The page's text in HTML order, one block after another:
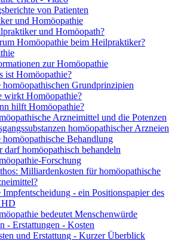
von Patienten
und Homöopathie
und Homöopath?
Homöopathie beim Heilpraktiker?
zur Homöopathie
ist Homöopathie?
homöopathischen Grundprinzipien
wirkt Homöopathie?
hilft Homöopathie?
Arzneimittel und die Potenzen
homöopathischer Arzneien
homöopathische Behandlung
darf homöopathisch behandeln
Forschung
Milliardenkosten für homöopathische
Impfentscheidung - ein Positionspapier des
bedeutet Menschenwürde
- Erstattungen - Kosten
und Erstattung - Kurzer Überblick